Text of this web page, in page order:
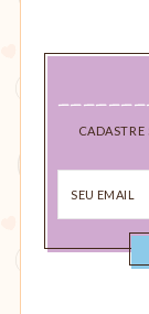
CADASTRE
email